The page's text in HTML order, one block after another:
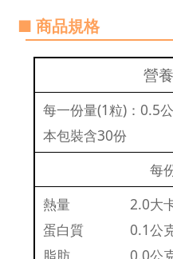
■ 商品規格
營
每一份量(1粒)：0.5
本包裝含30份
每
熱量
蛋白質
脂肪
2.0大
0.1公
0.0公